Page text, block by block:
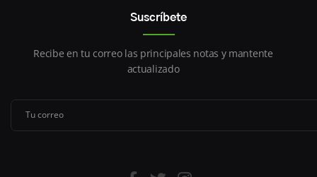
Suscríbete
Recibe en tu correo las principales notas y mantente
actualizado